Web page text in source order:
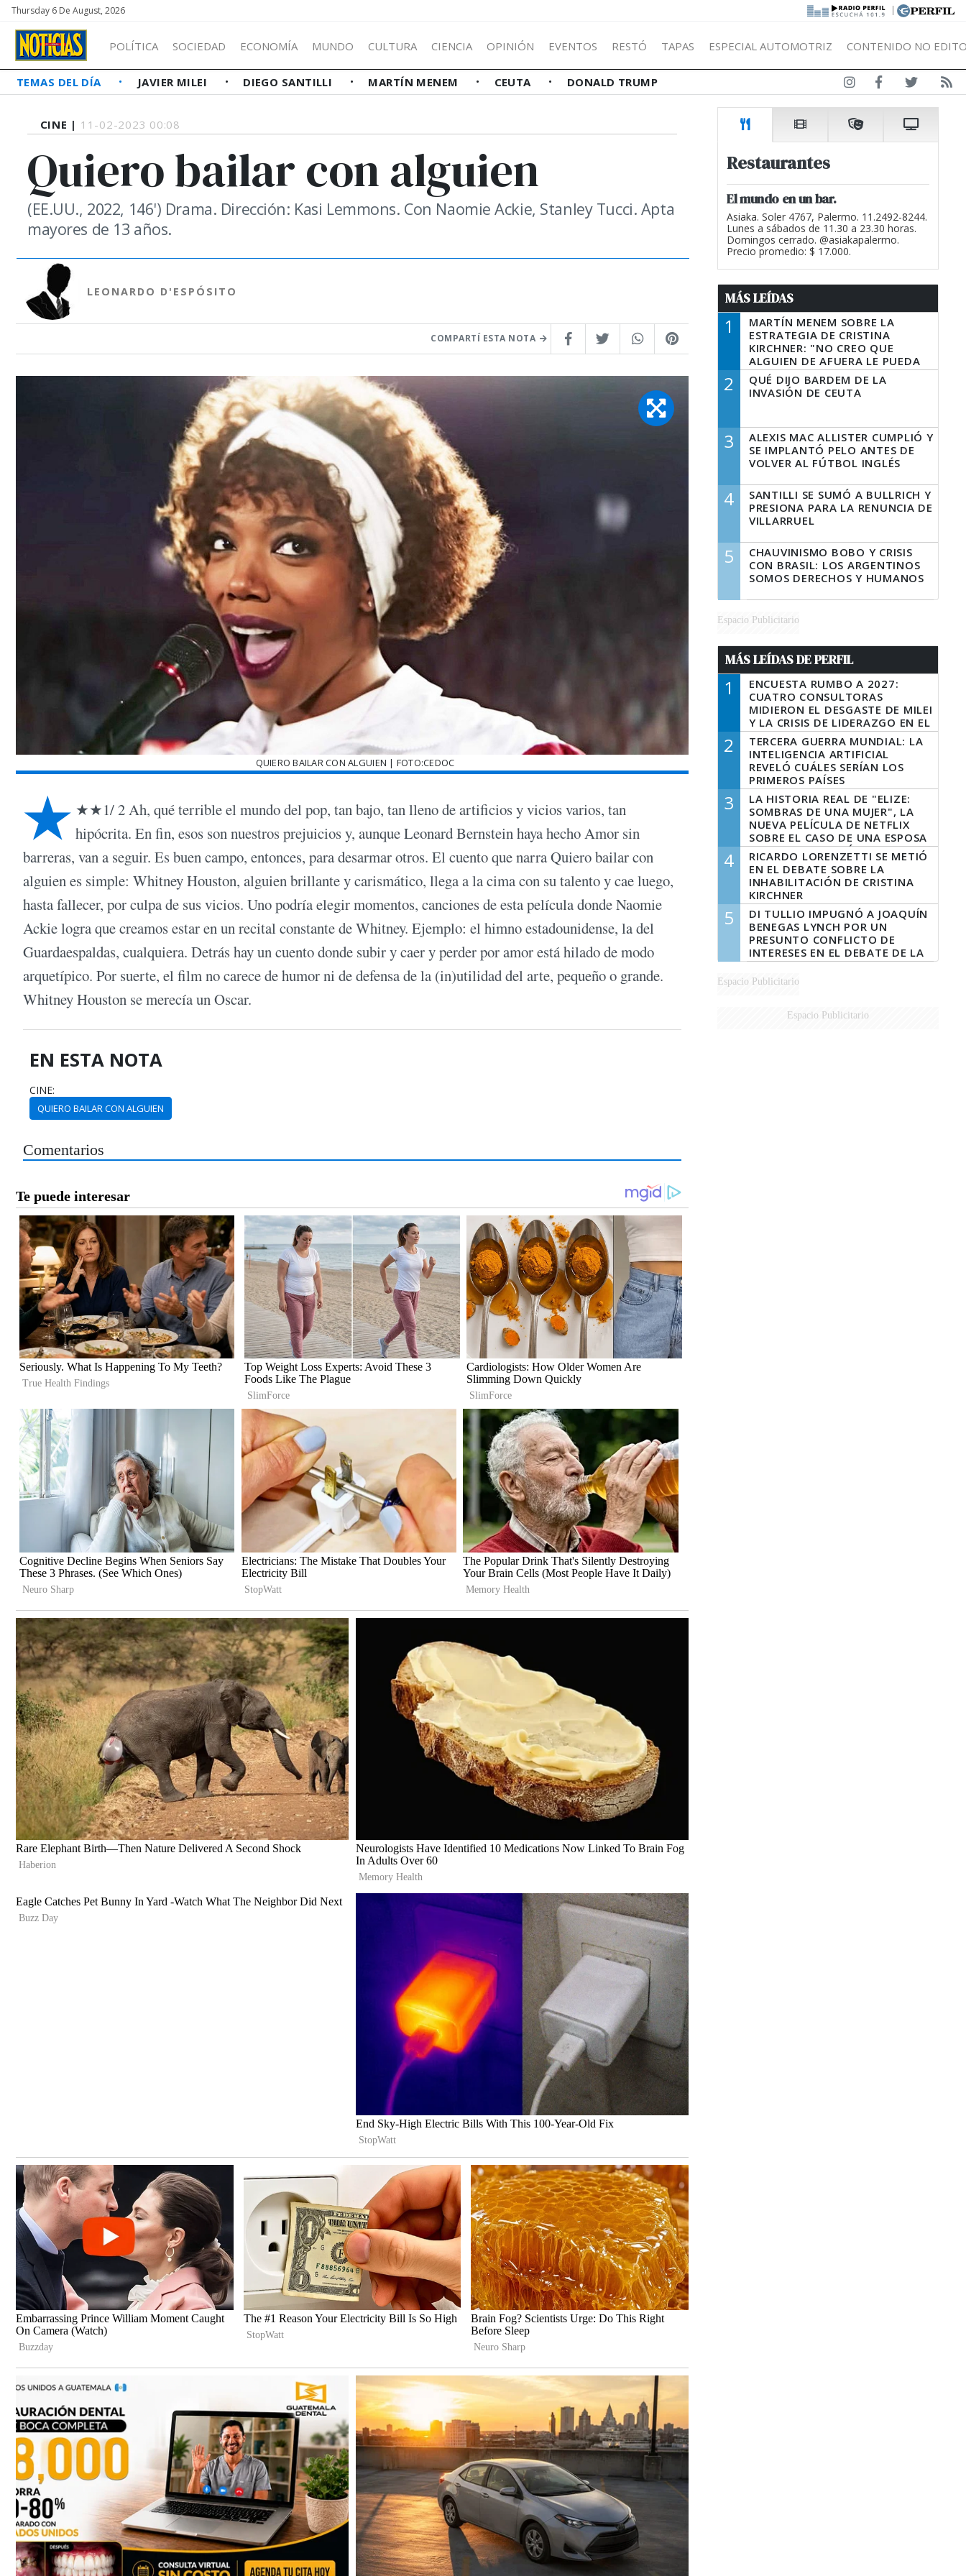
Thursday 6 De August, 2026 |
POLÍTICA SOCIEDAD ECONOMÍA MUNDO CULTURA CIENCIA OPINIÓN EVENTOS RESTÓ TAPAS ESPECIAL AUTOMOTRIZ CONTENIDO NO
TEMAS DEL DÍA JAVIER MILEI DIEGO SANTILLI MARTÍN MENEM CEUTA DONALD TRUMP
CINE | 11-02-2023 00:08
Quiero bailar con alguien
(EE.UU., 2022, 146') Drama. Dirección: Kasi Lemmons. Con Naomie Ackie, Stanley Tucci. Apta
mayores de 13 años.
LEONARDO D'ESPÓSITO
COMPARTÍ ESTA NOTA
QUIERO BAILAR CON ALGUIEN | FOTO:CEDOC
★ ★★1/ 2 Ah, qué terrible el mundo del pop, tan bajo, tan lleno de artificios y vicios varios, tan
hipócrita. En fin, esos son nuestros prejuicios y, aunque Leonard Bernstein haya hecho Amor sin
barreras, van a seguir. Es buen campo, entonces, para desarmar otros. El cuento que narra Quiero bailar con
alguien es simple: Whitney Houston, alguien brillante y carismático, llega a la cima con su talento y cae luego,
hasta fallecer, por culpa de sus vicios. Uno podría elegir momentos, canciones de esta película donde Naomie
Ackie logra que creamos estar en un recital constante de Whitney. Ejemplo: el himno estadounidense, la del
Guardaespaldas, cualquiera. Detrás hay un cuento donde subir y caer y perder por amor está hilado de modo
arquetípico. Por suerte, el film no carece de humor ni de defensa de la (in)utilidad del arte, pequeño o grande.
Whitney Houston se merecía un Oscar.
EN ESTA NOTA
CINE:
QUIERO BAILAR CON ALGUIEN
Comentarios
Restaurantes
El mundo en un bar.
Asiaka. Soler 4767, Palermo. 11.2492-8244.
Lunes a sábados de 11.30 a 23.30 horas.
Domingos cerrado. @asiakapalermo.
Precio promedio: $ 17.000.
MÁS LEÍDAS
1
MARTÍN MENEM SOBRE LA
ESTRATEGIA DE CRISTINA
KIRCHNER: "NO CREO QUE
ALGUIEN DE AFUERA LE PUEDA
DECIR A LA JUSTICIA LO QUE
TIENE QUE HACER"
2
QUÉ DIJO BARDEM DE LA
INVASIÓN DE CEUTA
3
ALEXIS MAC ALLISTER CUMPLIÓ Y
SE IMPLANTÓ PELO ANTES DE
VOLVER AL FÚTBOL INGLÉS
4
SANTILLI SE SUMÓ A BULLRICH Y
PRESIONA PARA LA RENUNCIA DE
VILLARRUEL
5
CHAUVINISMO BOBO Y CRISIS
CON BRASIL: LOS ARGENTINOS
SOMOS DERECHOS Y HUMANOS
Espacio Publicitario
MÁS LEÍDAS DE PERFIL
1
ENCUESTA RUMBO A 2027:
CUATRO CONSULTORAS
MIDIERON EL DESGASTE DE MILEI
Y LA CRISIS DE LIDERAZGO EN EL
PERONISMO
2
TERCERA GUERRA MUNDIAL: LA
INTELIGENCIA ARTIFICIAL
REVELÓ CUÁLES SERÍAN LOS
PRIMEROS PAÍSES
LATINOAMERICANOS EN SER
DERROTADOS
3
LA HISTORIA REAL DE "ELIZE:
SOMBRAS DE UNA MUJER", LA
NUEVA PELÍCULA DE NETFLIX
SOBRE EL CASO DE UNA ESPOSA
QUE DESCUARTIZÓ A SU
MARIDO
4
RICARDO LORENZETTI SE METIÓ
EN EL DEBATE SOBRE LA
INHABILITACIÓN DE CRISTINA
KIRCHNER
5
DI TULLIO IMPUGNÓ A JOAQUÍN
BENEGAS LYNCH POR UN
PRESUNTO CONFLICTO DE
INTERESES EN EL DEBATE DE LA
LEY DE TIERRAS
Espacio Publicitario
Espacio Publicitario